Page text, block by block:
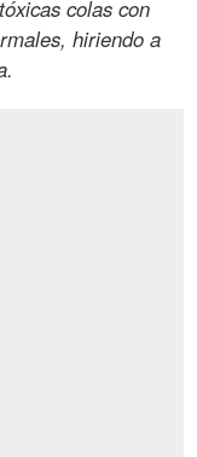
colas con
hiriendo a